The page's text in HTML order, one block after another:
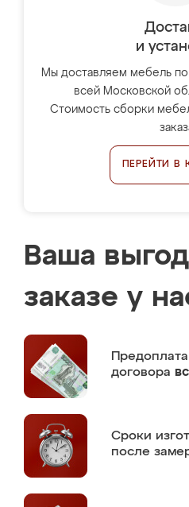
и
Мы доставляем мебель
всей Московской
Стоимость сборки
ПЕРЕЙТИ В
Ваша
заказе у
Предоплата
договора
Сроки
после